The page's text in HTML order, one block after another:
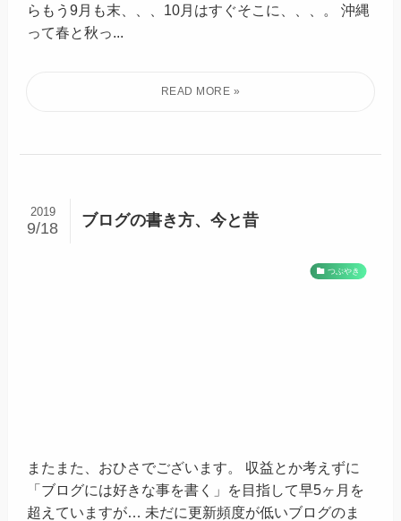
らもう9月も末、、、10月はすぐそこに、、、。 沖縄
って春と秋っ...
ブログの書き方、今と昔
2019
9/18
つぶやき
またまた、おひさでございます。 収益とか考えずに
「ブログには好きな事を書く」を目指して早5ヶ月を
超えていますが… 未だに更新頻度が低いブログのま